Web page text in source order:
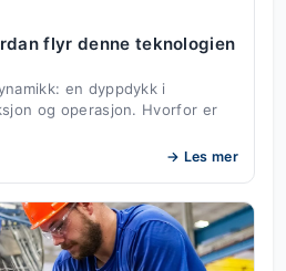
flyr denne teknologien
en dyppdykk i
og operasjon. Hvorfor er
→ Les mer